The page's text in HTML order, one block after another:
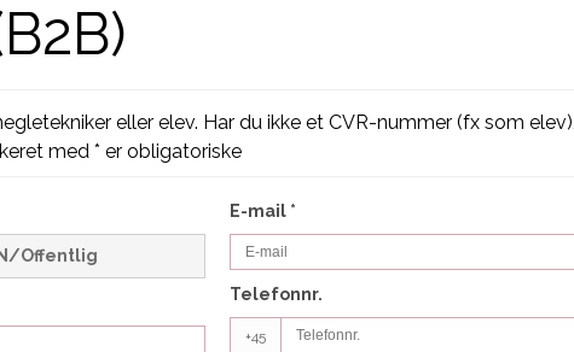
eller elev. Har du ikke et CVR-nummer (fx som
med * er obligatoriske
Offentlig
E-mail *
Telefonnr.
+45